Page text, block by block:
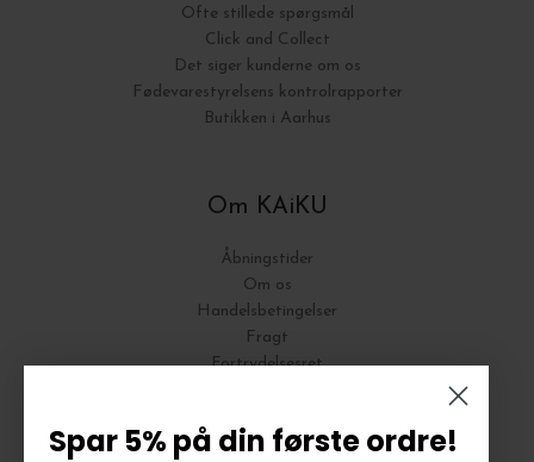
Ofte stillede spørgsmål
Click and Collect
Det siger kunderne om os
Fødevarestyrelsens kontrolrapporter
Butikken i Aarhus
Om KAiKU
Åbningstider
Om os
Handelsbetingelser
Fragt
Fortrydelsesret
Spar 5% på din første ordre!